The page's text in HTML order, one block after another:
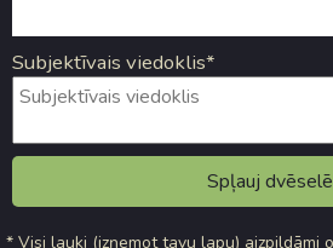
Subjektīvais viedoklis*
* Visi lauki (izņemot tavu lapu) aizpildāmi